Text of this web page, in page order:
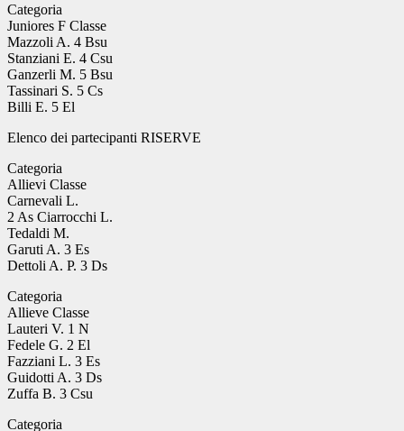
Categoria
Juniores F Classe
Mazzoli A. 4 Bsu
Stanziani E. 4 Csu
Ganzerli M. 5 Bsu
Tassinari S. 5 Cs
Billi E. 5 El
Elenco dei partecipanti RISERVE
Categoria
Allievi Classe
Carnevali L.
2 As Ciarrocchi L.
Tedaldi M.
Garuti A. 3 Es
Dettoli A. P. 3 Ds
Categoria
Allieve Classe
Lauteri V. 1 N
Fedele G. 2 El
Fazziani L. 3 Es
Guidotti A. 3 Ds
Zuffa B. 3 Csu
Categoria